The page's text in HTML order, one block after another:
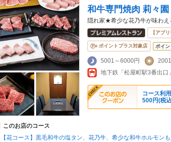
和牛専門焼肉 莉々園
隠れ家★希少な花乃牛が味わえ
【アプ
ポイントプラス対象店 ポイ
5001～6000円
コース利
500円(税
このお店のコース
【花コース】黒毛和牛の塩タン、花乃牛、希少な和牛ホルモン